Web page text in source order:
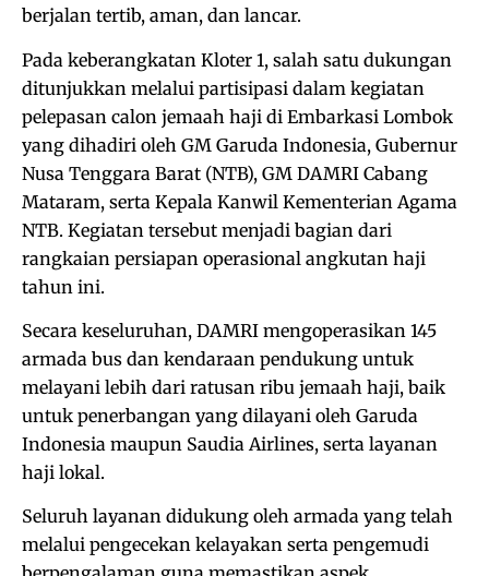
berjalan tertib, aman, dan lancar.
Pada keberangkatan Kloter 1, salah satu dukungan
ditunjukkan melalui partisipasi dalam kegiatan
pelepasan calon jemaah haji di Embarkasi Lombok
yang dihadiri oleh GM Garuda Indonesia, Gubernur
Nusa Tenggara Barat (NTB), GM DAMRI Cabang
Mataram, serta Kepala Kanwil Kementerian Agama
NTB. Kegiatan tersebut menjadi bagian dari
rangkaian persiapan operasional angkutan haji
tahun ini.
Secara keseluruhan, DAMRI mengoperasikan 145
armada bus dan kendaraan pendukung untuk
melayani lebih dari ratusan ribu jemaah haji, baik
untuk penerbangan yang dilayani oleh Garuda
Indonesia maupun Saudia Airlines, serta layanan
haji lokal.
Seluruh layanan didukung oleh armada yang telah
melalui pengecekan kelayakan serta pengemudi